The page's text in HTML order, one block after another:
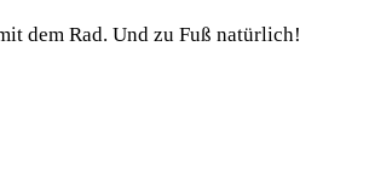
dem Rad. Und zu Fuß natürlich!